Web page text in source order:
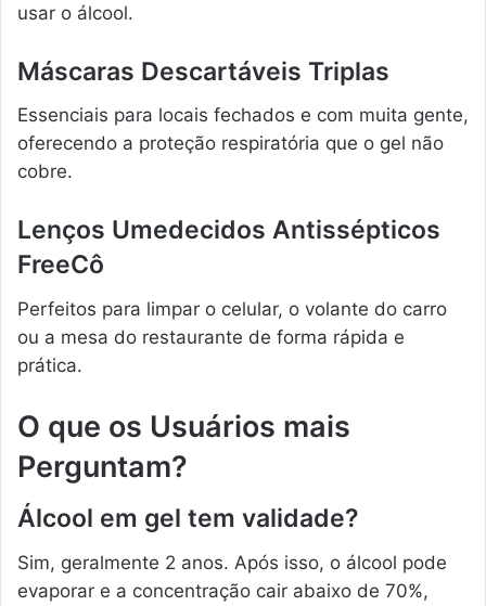
usar o álcool.
Máscaras Descartáveis Triplas
Essenciais para locais fechados e com muita gente,
oferecendo a proteção respiratória que o gel não
cobre.
Lenços Umedecidos Antissépticos
FreeCô
Perfeitos para limpar o celular, o volante do carro
ou a mesa do restaurante de forma rápida e
prática.
O que os Usuários mais
Perguntam?
Álcool em gel tem validade?
Sim, geralmente 2 anos. Após isso, o álcool pode
evaporar e a concentração cair abaixo de 70%,